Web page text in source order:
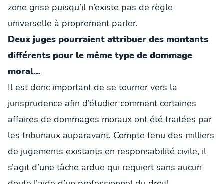
zone grise puisqu’il n’existe pas de règle
universelle à proprement parler.
Deux juges pourraient attribuer des montants
différents pour le même type de dommage
moral…
Il est donc important de se tourner vers la
jurisprudence afin d’étudier comment certaines
affaires de dommages moraux ont été traitées par
les tribunaux auparavant. Compte tenu des milliers
de jugements existants en responsabilité civile, il
s’agit d’une tâche ardue qui requiert sans aucun